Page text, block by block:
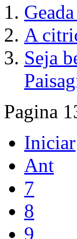
A
Seja
Pagina
Iniciar
Ant
7
8
9